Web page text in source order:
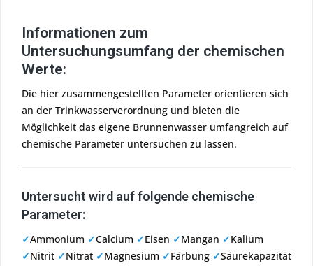
Informationen zum
Untersuchungsumfang der chemischen
Werte:
Die hier zusammengestellten Parameter orientieren sich
an der Trinkwasserverordnung und bieten die
Möglichkeit das eigene Brunnenwasser umfangreich auf
chemische Parameter untersuchen zu lassen.
Untersucht wird auf folgende chemische
Parameter:
✓Ammonium ✓Calcium ✓Eisen ✓Mangan ✓Kalium
✓Nitrit ✓Nitrat ✓Magnesium ✓Färbung ✓Säurekapazität